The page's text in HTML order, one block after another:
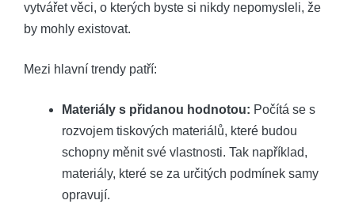
vytvářet věci, o kterých byste si nikdy nepomysleli, že
by mohly existovat.
Mezi hlavní trendy patří:
Materiály s přidanou hodnotou: Počítá se s
rozvojem tiskových materiálů, které budou
schopny měnit své vlastnosti. Tak například,
materiály, které se za určitých podmínek samy
opravují.